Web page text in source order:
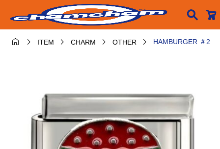

  ITEM  CHARM  OTHER  HAMBURGER ＃2